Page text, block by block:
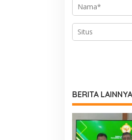
BERITA LAINNYA